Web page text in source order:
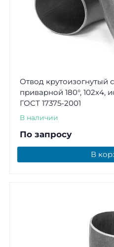
Отвод крутоизогнутый
приварной 180°, 102х4,
ГОСТ 17375-2001
В наличии
По запросу
В